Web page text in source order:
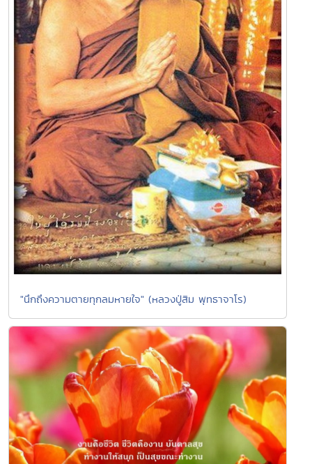
"นึกถึงความตายทุกลมหายใจ" (หลวงปู่สิม พุทธาจาโร)